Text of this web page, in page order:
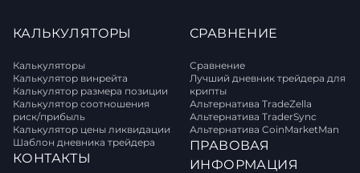
КАЛЬКУЛЯТОРЫ
Калькуляторы
Калькулятор винрейта
Калькулятор размера позиции
Калькулятор соотношения
риск/прибыль
Калькулятор цены ликвидации
Шаблон дневника трейдера
КОНТАКТЫ
СРАВНЕНИЕ
Сравнение
Лучший дневник трейдера для
крипты
Альтернатива TradeZella
Альтернатива TraderSync
Альтернатива CoinMarketMan
ПРАВОВАЯ
ИНФОРМАЦИЯ